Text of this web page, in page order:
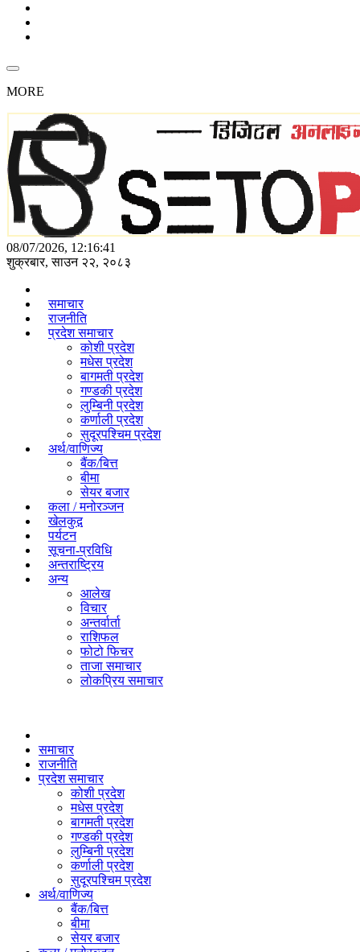
MORE
08/07/2026, 12:16:41
शुक्रबार, साउन २२, २०८३
समाचार
राजनीति
प्रदेश समाचार
कोशी प्रदेश
मधेस प्रदेश
बागमती प्रदेश
गण्डकी प्रदेश
लुम्बिनी प्रदेश
कर्णाली प्रदेश
सुदूरपश्चिम प्रदेश
अर्थ/वाणिज्य
बैंक/बित्त
बीमा
सेयर बजार
कला / मनोरञ्जन
खेलकुद़़
पर्यटन
सूचना-प्रविधि
अन्तराष्ट्रिय
अन्य
आलेख
विचार
अन्तर्वार्ता
राशिफल
फोटो फिचर
ताजा समाचार
लोकप्रिय समाचार
समाचार
राजनीति
प्रदेश समाचार
कोशी प्रदेश
मधेस प्रदेश
बागमती प्रदेश
गण्डकी प्रदेश
लुम्बिनी प्रदेश
कर्णाली प्रदेश
सुदूरपश्चिम प्रदेश
अर्थ/वाणिज्य
बैंक/बित्त
बीमा
सेयर बजार